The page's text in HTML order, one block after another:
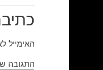
האימייל
התגובה